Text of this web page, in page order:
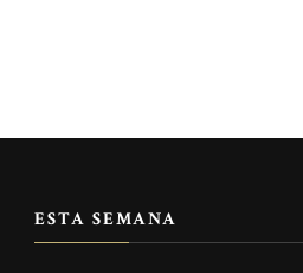
ESTA SEMANA